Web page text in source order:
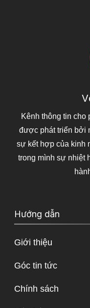
Kênh thông tin cho
được phát triển bởi
sự kết hợp của kinh
trong mình sự nhiệt
Hướng dẫn
Giới thiệu
Góc tin tức
Chính sách